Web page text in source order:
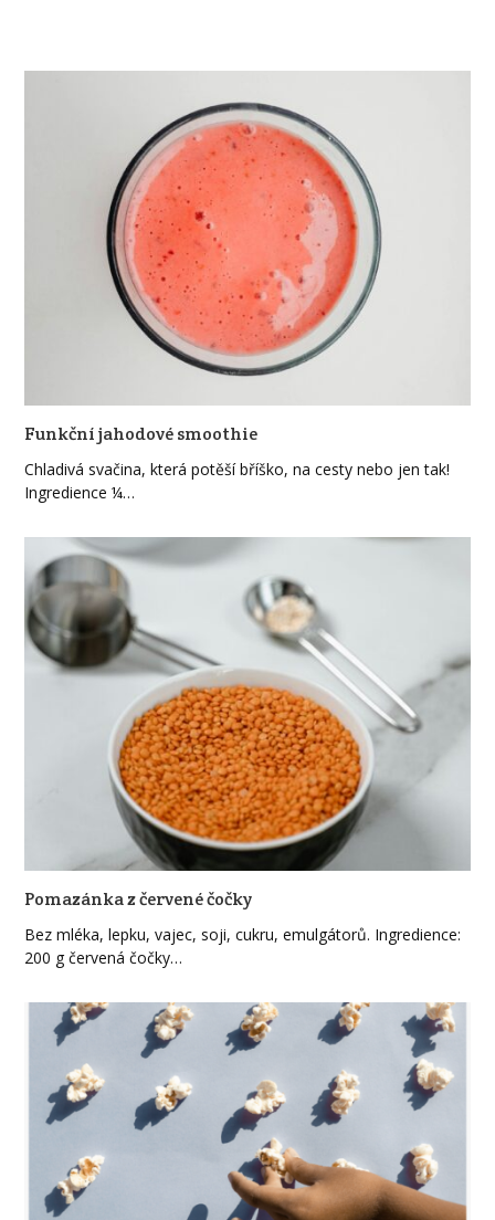
Funkční jahodové smoothie
Chladivá svačina, která potěší bříško, na cesty nebo jen tak!
Ingredience ¼…
Pomazánka z červené čočky
Bez mléka, lepku, vajec, soji, cukru, emulgátorů. Ingredience:
200 g červená čočky…